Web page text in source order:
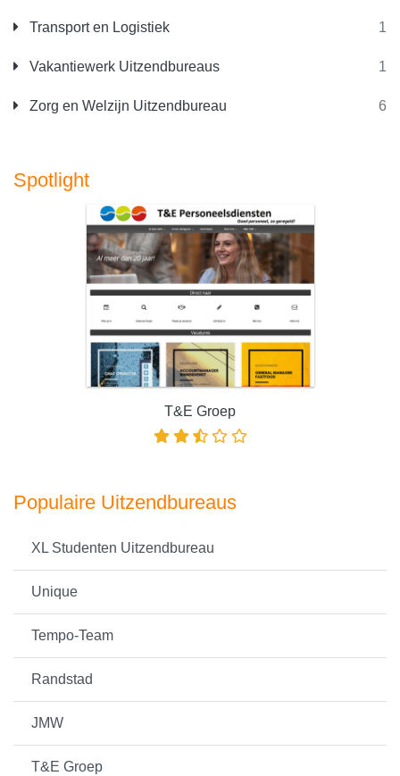
Transport en Logistiek 1
Vakantiewerk Uitzendbureaus 1
Zorg en Welzijn Uitzendbureau 6
Spotlight
T&E Groep
Populaire Uitzendbureaus
XL Studenten Uitzendbureau
Unique
Tempo-Team
Randstad
JMW
T&E Groep